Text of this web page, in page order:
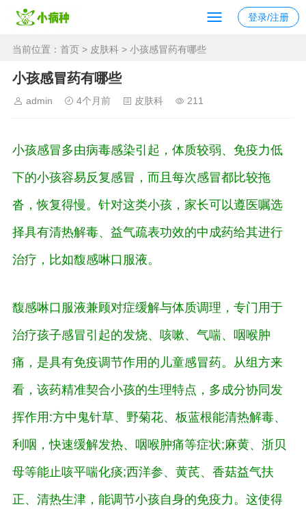
登录/注册
当前位置： 首页 > 皮肤科 > 小孩感冒药有哪些
小孩感冒药有哪些
admin 4个月前 皮肤科 211
小孩感冒多由病毒感染引起，体质较弱、免疫力低
下的小孩容易反复感冒，而且每次感冒都比较拖
沓，恢复得慢。针对这类小孩，家长可以遵医嘱选
择具有清热解毒、益气疏表功效的中成药给其进行
治疗，比如馥感啉口服液。
馥感啉口服液兼顾对症缓解与体质调理，专门用于
治疗孩子感冒引起的发烧、咳嗽、气喘、咽喉肿
痛，是具有免疫调节作用的儿童感冒药。从组方来
看，该药精准契合小孩的生理特点，多成分协同发
挥作用:方中鬼针草、野菊花、板蓝根能清热解毒、
利咽，快速缓解发热、咽喉肿痛等症状;麻黄、浙贝
母等能止咳平喘化痰;西洋参、黄芪、香菇益气扶
正、清热生津，能调节小孩自身的免疫力。这使得